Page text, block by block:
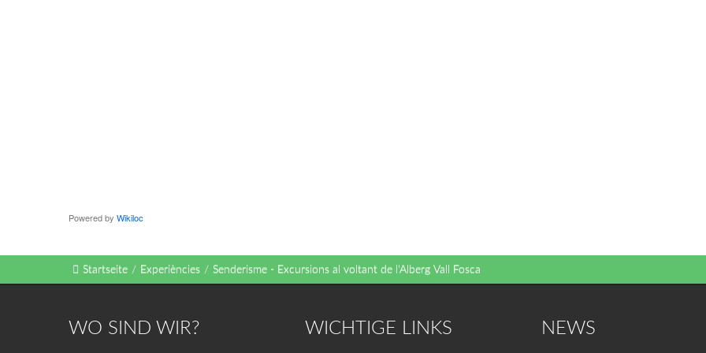
Powered by Wikiloc
Startseite / Experiències / Senderisme - Excursions al voltant de l'Alberg Vall Fosca
WO SIND WIR? WICHTIGE LINKS NEWS